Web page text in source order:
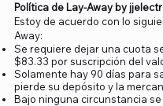
Política de Lay-Away by
Estoy de acuerdo con lo
Away:
Se requiere dejar una cuota
$83.33 por suscripción del
Solamente hay 90 días para
pierde su depósito y la
Bajo ninguna circunstancia